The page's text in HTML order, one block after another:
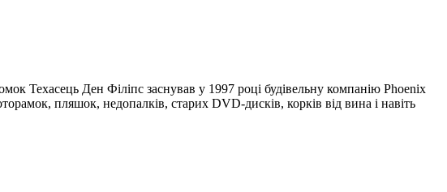
Техасець Ден Філіпс заснував у 1997 році будівельну компанію Phoenix
пляшок, недопалків, старих DVD-дисків, корків від вина і навіть